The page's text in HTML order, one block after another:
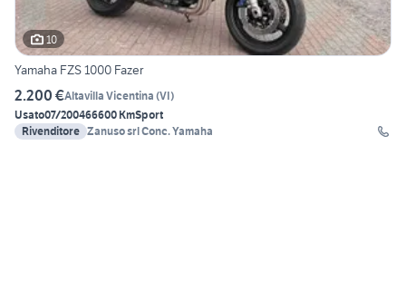
10
Yamaha FZS 1000 Fazer
2.200 €Altavilla Vicentina (VI)
Usato07/200466600 KmSport
Rivenditore Zanuso srl Conc. Yamaha